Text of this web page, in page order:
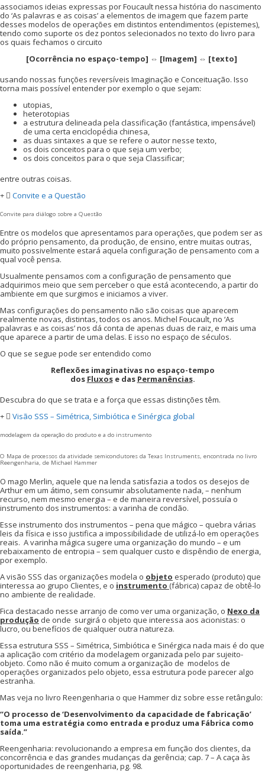
associamos ideias expressas por Foucault nessa história do nascimento
do ‘As palavras e as coisas’ a elementos de imagem que fazem parte
desses modelos de operações em distintos entendimentos (epistemes),
tendo como suporte os dez pontos selecionados no texto do livro para
os quais fechamos o circuito
[Ocorrência no espaço-tempo] ⇔ [Imagem] ⇔ [texto]
usando nossas funções reversíveis Imaginação e Conceituação. Isso
torna mais possível entender por exemplo o que sejam:
utopias,
heterotopias
a estrutura delineada pela classificação (fantástica, impensável)
de uma certa enciclopédia chinesa,
as duas sintaxes a que se refere o autor nesse texto,
os dois conceitos para o que seja um verbo;
os dois conceitos para o que seja Classificar;
entre outras coisas.
Convite e a Questão
Convite para diálogo sobre a Questão
Entre os modelos que apresentamos para operações, que podem ser as
do próprio pensamento, da produção, de ensino, entre muitas outras,
muito possivelmente estará aquela configuração de pensamento com a
qual você pensa.
Usualmente pensamos com a configuração de pensamento que
adquirimos meio que sem perceber o que está acontecendo, a partir do
ambiente em que surgimos e iniciamos a viver.
Mas configurações do pensamento não são coisas que aparecem
realmente novas, distintas, todos os anos. Michel Foucault, no ‘As
palavras e as coisas’ nos dá conta de apenas duas de raiz, e mais uma
que aparece a partir de uma delas. E isso no espaço de séculos.
O que se segue pode ser entendido como
Reflexões imaginativas no espaço-tempo
dos Fluxose das Permanências.
Descubra do que se trata e a força que essas distinções têm.
Visão SSS – Simétrica, Simbiótica e Sinérgica global
modelagem da operação do produto e a do instrumento
O Mapa de processos da atividade semicondutores da Texas Instruments, encontrada no livro
Reengenharia, de Michael Hammer
O mago Merlin, aquele que na lenda satisfazia a todos os desejos de
Arthur em um átimo, sem consumir absolutamente nada, – nenhum
recurso, nem mesmo energia – e de maneira reversível, possuía o
instrumento dos instrumentos: a varinha de condão.
Esse instrumento dos instrumentos – pena que mágico – quebra várias
leis da física e isso justifica a impossibilidade de utilizá-lo em operações
reais. A varinha mágica sugere uma organização do mundo – e um
rebaixamento de entropia – sem qualquer custo e dispêndio de energia,
por exemplo.
A visão SSS das organizações modela o objeto esperado (produto) que
interessa ao grupo Clientes, e o instrumento (fábrica) capaz de obtê-lo
no ambiente de realidade.
Fica destacado nesse arranjo de como ver uma organização, o Nexo da
produção de onde surgirá o objeto que interessa aos acionistas: o
lucro, ou benefícios de qualquer outra natureza.
Essa estrutura SSS – Simétrica, Simbiótica e Sinérgica nada mais é do que
a aplicação com critério da modelagem organizada pelo par sujeito-
objeto. Como não é muito comum a organização de modelos de
operações organizados pelo objeto, essa estrutura pode parecer algo
estranha.
Mas veja no livro Reengenharia o que Hammer diz sobre esse retângulo:
“O processo de ‘Desenvolvimento da capacidade de fabricação’
toma uma estratégia como entrada e produz uma Fábrica como
saída.”
Reengenharia: revolucionando a empresa em função dos clientes, da
concorrência e das grandes mudanças da gerência; cap. 7 – A caça às
oportunidades de reengenharia, pg. 98.